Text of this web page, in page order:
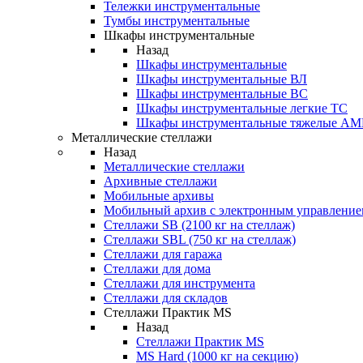
Тележки инструментальные
Тумбы инструментальные
Шкафы инструментальные
Назад
Шкафы инструментальные
Шкафы инструментальные ВЛ
Шкафы инструментальные ВС
Шкафы инструментальные легкие ТС
Шкафы инструментальные тяжелые
Металлические стеллажи
Назад
Металлические стеллажи
Архивные стеллажи
Мобильные архивы
Мобильный архив с электронным
Стеллажи SB (2100 кг на стеллаж)
Стеллажи SBL (750 кг на стеллаж)
Стеллажи для гаража
Стеллажи для дома
Стеллажи для инструмента
Стеллажи для складов
Стеллажи Практик MS
Назад
Стеллажи Практик MS
MS Hard (1000 кг на секцию)